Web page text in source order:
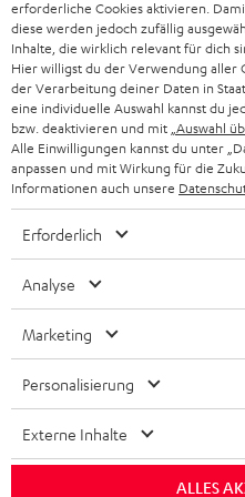
Lade-Case (bei True Wireless
Verwandte Themen in
In-Ear, On-Ear, Over-Ear: Die
In-Ears richtig tragen für
Kopfhörer reinigen: So machst
Die Geschichte der Kopfhörer
m
e
l
d
u
n
g
HEIMKINO
HEIMKINO-KOMPLETTANLAGEN
SOUNDBAR
HIFI-LAUTSPRECHER
SMART HOME
BLUETOOTH-LAUTSPRECHER
KOPFHÖRER
BLUETOOTH-KOPFHÖRER
STEREOANLAGEN
Unternehmen
SUPPORT
KARRIERE
PARTNERPROGRAMM
BLOG
NEWSLETTER
STORES
DEINE VORTEILE BEI TEUFEL
Teufel Onlineshops
DEUTSCHLAND
ÖSTERREICH
SCHWEIZ
NIEDERLANDE
BELGIEN
FRANKREICH
erforderliche Cookies aktivieren.
diese werden jedoch zufällig
Inhalte, die wirklich relevant für dich
Hier willigst du der Verwendung aller
der Verarbeitung deiner Daten in
eine individuelle Auswahl kannst du
bzw. deaktivieren und mit „Auswahl
Alle Einwilligungen kannst du unter
anpassen und mit Wirkung für die
Informationen auch unsere
Erforderlich
Analyse
Marketing
Personalisierung
Externe Inhalte
ALLES